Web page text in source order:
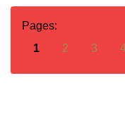
Pages:
1
2 3